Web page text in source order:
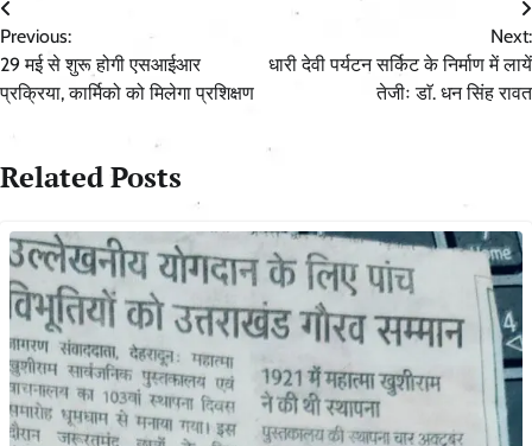
Post
navigation
Previous:
29 मई से शुरू होगी एसआईआर
प्रक्रिया, कार्मिको को मिलेगा प्रशिक्षण
Next:
धारी देवी पर्यटन सर्किट के निर्माण में लायें
तेजीः डाॅ. धन सिंह रावत
Related Posts